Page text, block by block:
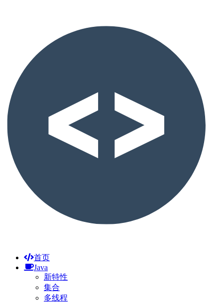
首页
Java
新特性
集合
多线程